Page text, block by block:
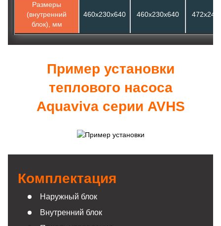
Размеры
(внутренний
блок), мм
460х230х640 460х230х640
Пример установки
теплового насоса
Aquaviva серии AVHS
Комплектация
Наружный блок
Внутренний блок